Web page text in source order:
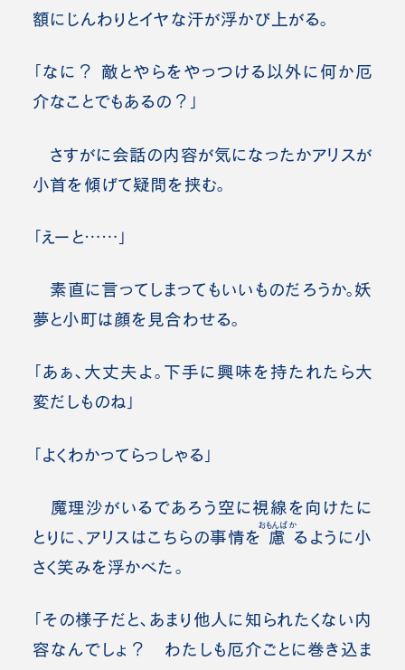
額にじんわりとイヤな汗が浮かび上がる。
「なに？ 敵とやらをやっつける以外に何か厄
介なことでもあるの？」
さすがに会話の内容が気になったかアリスが
小首を傾げて疑問を挟む。
「えーと……」
素直に言ってしまってもいいものだろうか。妖
夢と小町は顔を見合わせる。
「あぁ、大丈夫よ。下手に興味を持たれたら大
変だしものね」
「よくわかってらっしゃる」
魔理沙がいるであろう空に視線を向けたに
とりに、アリスはこちらの事情を
慮
おもんぱか
るように小
さく笑みを浮かべた。
「その様子だと、あまり他人に知られたくない内
容なんでしょ？ わたしも厄介ごとに巻き込ま